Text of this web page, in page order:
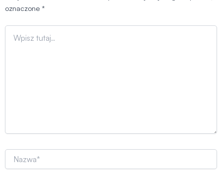
oznaczone *
Wpisz
tutaj..
Nazwa*